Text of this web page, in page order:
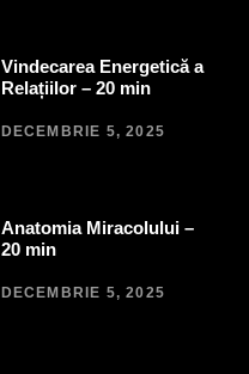
Vindecarea Energetică a
Relațiilor – 20 min
DECEMBRIE 5, 2025
Anatomia Miracolului –
20 min
DECEMBRIE 5, 2025